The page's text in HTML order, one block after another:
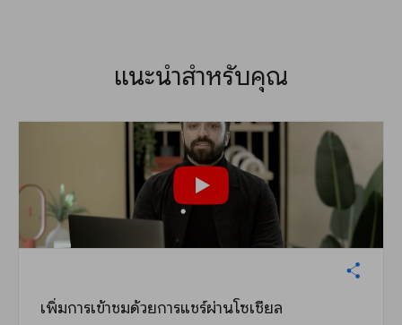
แนะนำสำหรับคุณ
เพิ่มการเข้าชมด้วยการแชร์ผ่านโซเชียล